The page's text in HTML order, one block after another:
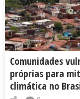
Comunidades
próprias para
climática no